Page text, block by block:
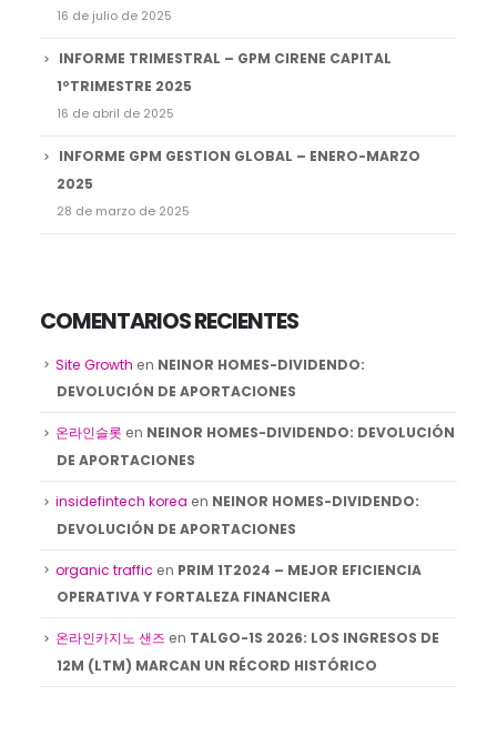
16 de julio de 2025
INFORME TRIMESTRAL – GPM CIRENE CAPITAL
1ºTRIMESTRE 2025
16 de abril de 2025
INFORME GPM GESTION GLOBAL – ENERO-MARZO
2025
28 de marzo de 2025
COMENTARIOS RECIENTES
Site Growth en NEINOR HOMES-DIVIDENDO:
DEVOLUCIÓN DE APORTACIONES
온라인슬롯 en NEINOR HOMES-DIVIDENDO: DEVOLUCIÓN
DE APORTACIONES
insidefintech korea en NEINOR HOMES-DIVIDENDO:
DEVOLUCIÓN DE APORTACIONES
organic traffic en PRIM 1T2024 – MEJOR EFICIENCIA
OPERATIVA Y FORTALEZA FINANCIERA
온라인카지노 샌즈 en TALGO-1S 2026: LOS INGRESOS DE
12M (LTM) MARCAN UN RÉCORD HISTÓRICO